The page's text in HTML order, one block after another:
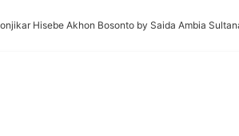
| Ponjikar Hisebe Akhon Bosonto by Saida Ambia